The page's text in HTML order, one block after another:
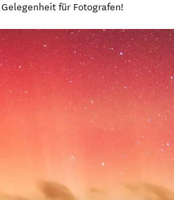
für Fotografen!